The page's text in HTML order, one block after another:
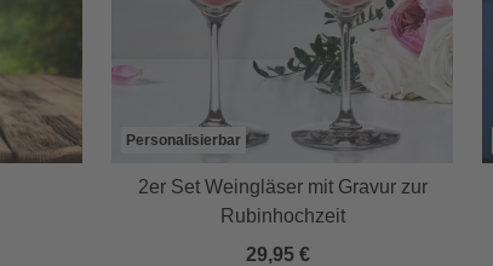
Personalisierbar
2er Set Weingläser mit Gravur zur
Rubinhochzeit
29,95 €